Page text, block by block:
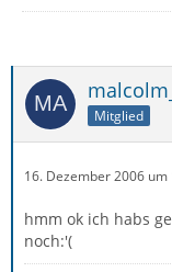
Mitglied
16. Dezember 2006 um
hmm ok ich habs
noch:'(